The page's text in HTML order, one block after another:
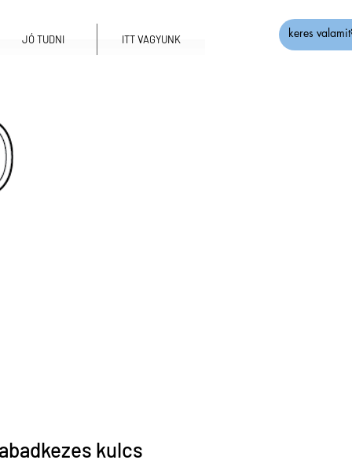
JÓ TUDNI ITT VAGYUNK
kulcs